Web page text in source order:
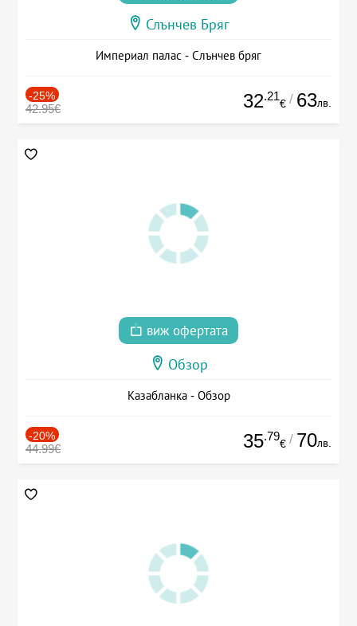
Слънчев Бряг
Империал палас - Слънчев бряг
-25%
42.95€ 32.21
€ / 63лв.
виж офертата
Обзор
Казабланка - Обзор
-20%
44.99€ 35.79
€ / 70лв.